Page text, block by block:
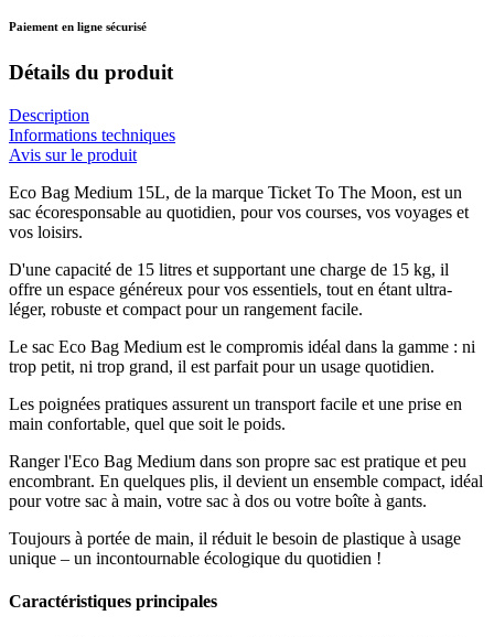
Paiement en ligne sécurisé
Détails du produit
Description
Informations techniques
Avis sur le produit
Eco Bag Medium 15L, de la marque Ticket To The Moon, est un
sac écoresponsable au quotidien, pour vos courses, vos voyages et
vos loisirs.
D'une capacité de 15 litres et supportant une charge de 15 kg, il
offre un espace généreux pour vos essentiels, tout en étant ultra-
léger, robuste et compact pour un rangement facile.
Le sac Eco Bag Medium est le compromis idéal dans la gamme : ni
trop petit, ni trop grand, il est parfait pour un usage quotidien.
Les poignées pratiques assurent un transport facile et une prise en
main confortable, quel que soit le poids.
Ranger l'Eco Bag Medium dans son propre sac est pratique et peu
encombrant. En quelques plis, il devient un ensemble compact, idéal
pour votre sac à main, votre sac à dos ou votre boîte à gants.
Toujours à portée de main, il réduit le besoin de plastique à usage
unique – un incontournable écologique du quotidien !
Caractéristiques principales